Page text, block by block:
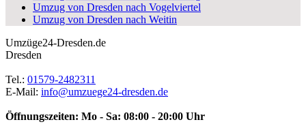
Umzug von Dresden nach Vogelviertel
Umzug von Dresden nach Weitin
Umzüge24-Dresden.de
Dresden
Tel.: 01579-2482311
E-Mail: info@umzuege24-dresden.de
Öffnungszeiten: Mo - Sa: 08:00 - 20:00 Uhr